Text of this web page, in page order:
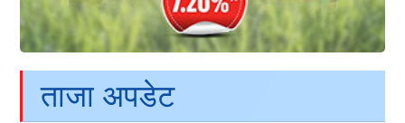
ताजा अपडेट